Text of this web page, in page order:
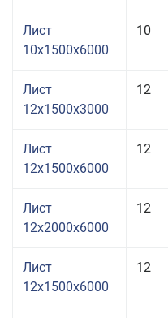
Лист
10x1500x6000
10
Лист
12x1500x3000
12
Лист
12x1500x6000
12
Лист
12x2000x6000
12
Лист
12x1500x6000
12